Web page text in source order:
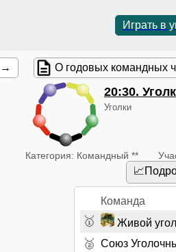
Играть в
→ О годовых командных
20:30.
Уголки
Категория: Командный **
Команда
🥇 Живой
🥈 Союз